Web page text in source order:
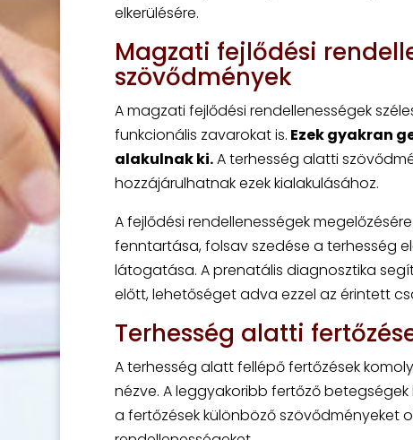
elkerülésére.
Magzati fejlődési
szövődmények
A magzati fejlődési rendellenességek
funkcionális zavarokat is. Ezek gyakran
alakulnak ki.A terhesség alatti
hozzájárulhatnak ezek kialakulásához.
A fejlődési rendellenességek
fenntartása, folsav szedése a terhesség
látogatása. A prenatális diagnosztika
előtt, lehetőséget adva ezzel az érintett
Terhesség alatti
A terhesség alatt fellépő fertőzések
nézve. A leggyakoribb fertőző
a fertőzések különböző szövődményeket